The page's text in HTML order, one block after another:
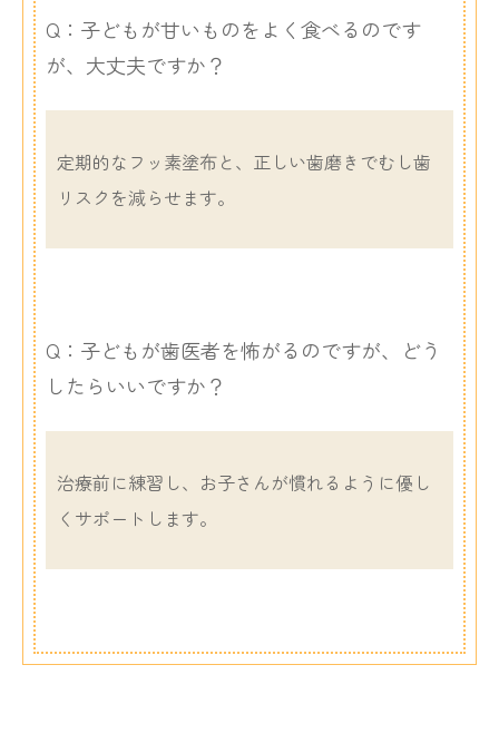
Q：子どもが甘いものをよく食べるのです
が、大丈夫ですか？
定期的なフッ素塗布と、正しい歯磨きでむし歯
リスクを減らせます。
Q：子どもが歯医者を怖がるのですが、どう
したらいいですか？
治療前に練習し、お子さんが慣れるように優し
くサポートします。